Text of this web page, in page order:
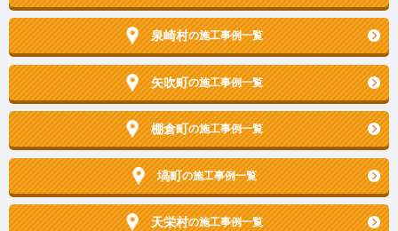
泉崎村の施工事例一覧
矢吹町の施工事例一覧
棚倉町の施工事例一覧
塙町の施工事例一覧
天栄村の施工事例一覧